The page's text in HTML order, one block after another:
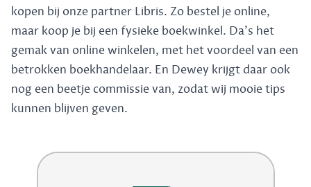
kopen bij onze partner Libris. Zo bestel je online,
maar koop je bij een fysieke boekwinkel. Da's het
gemak van online winkelen, met het voordeel van een
betrokken boekhandelaar. En Dewey krijgt daar ook
nog een beetje commissie van, zodat wij mooie tips
kunnen blijven geven.